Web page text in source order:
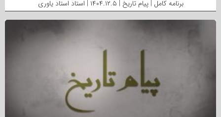
برنامه کامل | پیام تاریخ | ۱۴۰۴.۱۲.۵ | استاد استاد یاوری